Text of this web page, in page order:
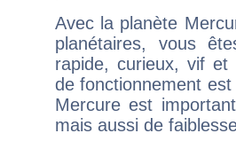
Avec la planète
planétaires, vous
rapide, curieux, vif et
de fonctionnement
Mercure est
mais aussi de